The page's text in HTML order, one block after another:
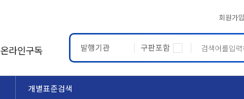
회원가입
온라인구독 발행기관 구판포함
개별표준검색